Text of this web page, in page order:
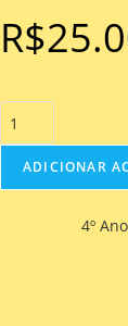
R$
ADICIONAR
4º Ano